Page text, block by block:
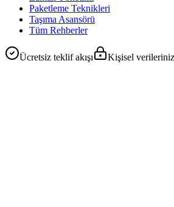
Paketleme Teknikleri
Taşıma Asansörü
Tüm Rehberler
Ücretsiz teklif akışı Kişisel